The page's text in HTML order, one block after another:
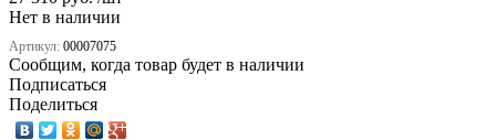
Нет в наличии
Артикул: 00007075
Сообщим, когда товар будет в наличии
Подписаться
Поделиться